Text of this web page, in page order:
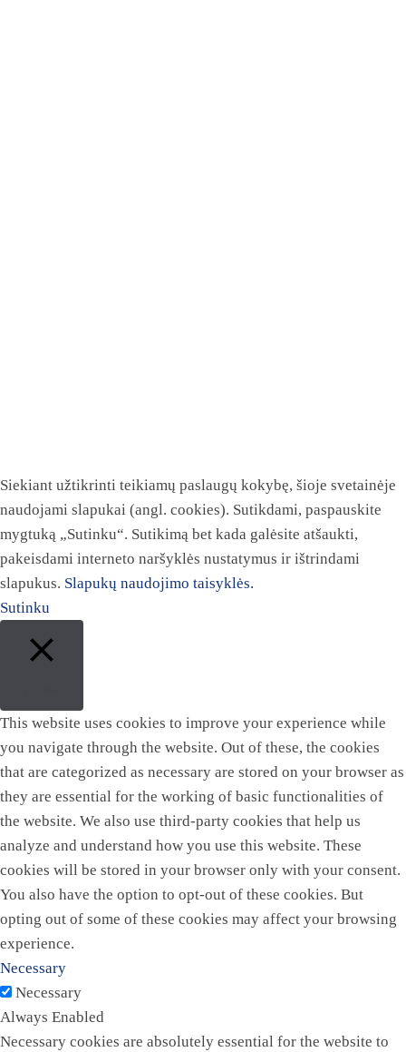
Siekiant užtikrinti teikiamų paslaugų kokybę, šioje svetainėje
naudojami slapukai (angl. cookies). Sutikdami, paspauskite
mygtuką „Sutinku“. Sutikimą bet kada galėsite atšaukti,
pakeisdami interneto naršyklės nustatymus ir ištrindami
slapukus. Slapukų naudojimo taisyklės.
Sutinku
This website uses cookies to improve your experience while
you navigate through the website. Out of these, the cookies
that are categorized as necessary are stored on your browser as
they are essential for the working of basic functionalities of
the website. We also use third-party cookies that help us
analyze and understand how you use this website. These
cookies will be stored in your browser only with your consent.
You also have the option to opt-out of these cookies. But
opting out of some of these cookies may affect your browsing
experience.
Necessary
Necessary
Always Enabled
Necessary cookies are absolutely essential for the website to